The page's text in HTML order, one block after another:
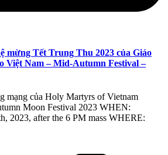
mừng Tết Trung Thu 2023 của Giáo
Việt Nam – Mid-Autumn Festival –
mạng của Holy Martyrs of Vietnam
Moon Festival 2023 WHEN:
2023, after the 6 PM mass WHERE: